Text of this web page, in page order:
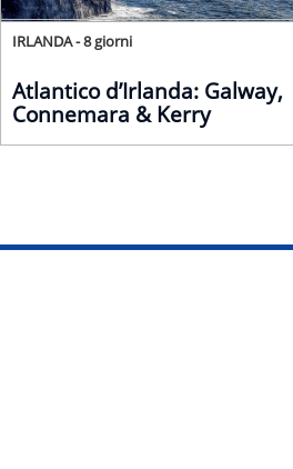
Atlantico d’Irlanda: Galway,
Connemara & Kerry
IRLANDA - 8 giorni